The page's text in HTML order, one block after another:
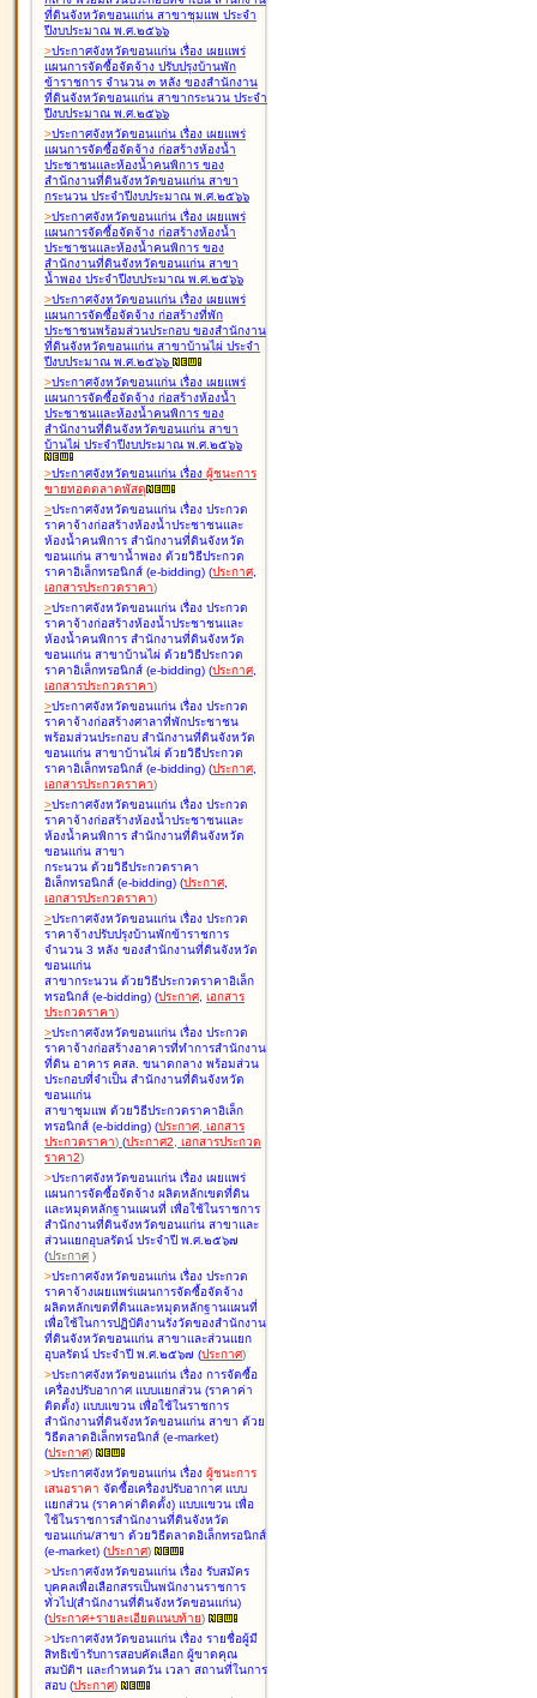
ที่ดินจังหวัดขอนแก่น สาขาชุมแพ ประจำ
ปีงบประมาณ พ.ศ.๒๕๖๖
>ประกาศจังหวัดขอนแก่น เรื่อง เผยแพร่
แผนการจัดซื้อจัดจ้าง ปรับปรุงบ้านพัก
ข้าราชการ จำนวน ๓ หลัง ของสำนักงาน
ที่ดินจังหวัดขอนแก่น สาขากระนวน ประจำ
ปีงบประมาณ พ.ศ.๒๕๖๖
>ประกาศจังหวัดขอนแก่น เรื่อง เผยแพร่
แผนการจัดซื้อจัดจ้าง ก่อสร้างห้องน้ำ
ประชาชนและห้องน้ำคนพิการ ของ
สำนักงานที่ดินจังหวัดขอนแก่น สาขา
กระนวน ประจำปีงบประมาณ พ.ศ.๒๕๖๖
>ประกาศจังหวัดขอนแก่น เรื่อง เผยแพร่
แผนการจัดซื้อจัดจ้าง ก่อสร้างห้องน้ำ
ประชาชนและห้องน้ำคนพิการ ของ
สำนักงานที่ดินจังหวัดขอนแก่น สาขา
น้ำพอง ประจำปีงบประมาณ พ.ศ.๒๕๖๖
>ประกาศจังหวัดขอนแก่น เรื่อง เผยแพร่
แผนการจัดซื้อจัดจ้าง ก่อสร้างที่พัก
ประชาชนพร้อมส่วนประกอบ ของสำนักงาน
ที่ดินจังหวัดขอนแก่น สาขาบ้านไผ่ ประจำ
ปีงบประมาณ พ.ศ.๒๕๖๖
>ประกาศจังหวัดขอนแก่น เรื่อง เผยแพร่
แผนการจัดซื้อจัดจ้าง ก่อสร้างห้องน้ำ
ประชาชนและห้องน้ำคนพิการ ของ
สำนักงานที่ดินจังหวัดขอนแก่น สาขา
บ้านไผ่ ประจำปีงบประมาณ พ.ศ.๒๕๖๖
>ประกาศจังหวัดขอนแก่น เรื่อง ผู้ชนะการ
ขายทอดตลาดพัสดุ
>ประกาศจังหวัดขอนแก่น เรื่อง ประกวด
ราคาจ้างก่อสร้างห้องน้ำประชาชนและ
ห้องน้ำคนพิการ สำนักงานที่ดินจังหวัด
ขอนแก่น สาขาน้ำพอง ด้วยวิธีประกวด
ราคาอิเล็กทรอนิกส์ (e-bidding) (ประกาศ,
เอกสารประกวดราคา)
>ประกาศจังหวัดขอนแก่น เรื่อง ประกวด
ราคาจ้างก่อสร้างห้องน้ำประชาชนและ
ห้องน้ำคนพิการ สำนักงานที่ดินจังหวัด
ขอนแก่น สาขาบ้านไผ่ ด้วยวิธีประกวด
ราคาอิเล็กทรอนิกส์ (e-bidding) (ประกาศ,
เอกสารประกวดราคา)
>ประกาศจังหวัดขอนแก่น เรื่อง ประกวด
ราคาจ้างก่อสร้างศาลาที่พักประชาชน
พร้อมส่วนประกอบ สำนักงานที่ดินจังหวัด
ขอนแก่น สาขาบ้านไผ่ ด้วยวิธีประกวด
ราคาอิเล็กทรอนิกส์ (e-bidding) (ประกาศ,
เอกสารประกวดราคา)
>ประกาศจังหวัดขอนแก่น เรื่อง ประกวด
ราคาจ้างก่อสร้างห้องน้ำประชาชนและ
ห้องน้ำคนพิการ สำนักงานที่ดินจังหวัด
ขอนแก่น สาขา
กระนวน ด้วยวิธีประกวดราคา
อิเล็กทรอนิกส์ (e-bidding) (ประกาศ,
เอกสารประกวดราคา)
>ประกาศจังหวัดขอนแก่น เรื่อง ประกวด
ราคาจ้างปรับปรุงบ้านพักข้าราชการ
จำนวน 3 หลัง ของสำนักงานที่ดินจังหวัด
ขอนแก่น
สาขากระนวน ด้วยวิธีประกวดราคาอิเล็ก
ทรอนิกส์ (e-bidding) (ประกาศ, เอกสาร
ประกวดราคา)
>ประกาศจังหวัดขอนแก่น เรื่อง ประกวด
ราคาจ้างก่อสร้างอาคารที่ทำการสำนักงาน
ที่ดิน อาคาร คสล. ขนาดกลาง พร้อมส่วน
ประกอบที่จำเป็น สำนักงานที่ดินจังหวัด
ขอนแก่น
สาขาชุมแพ ด้วยวิธีประกวดราคาอิเล็ก
ทรอนิกส์ (e-bidding) (ประกาศ, เอกสาร
ประกวดราคา) (ประกาศ2, เอกสารประกวด
ราคา2)
>ประกาศจังหวัดขอนแก่น เรื่อง เผยแพร่
แผนการจัดซื้อจัดจ้าง ผลิตหลักเขตที่ดิน
และหมุดหลักฐานแผนที่ เพื่อใช้ในราชการ
สำนักงานที่ดินจังหวัดขอนแก่น สาขาและ
ส่วนแยกอุบลรัตน์ ประจำปี พ.ศ.๒๕๖๗
(ประกาศ )
>ประกาศจังหวัดขอนแก่น เรื่อง ประกวด
ราคาจ้างเผยแพร่แผนการจัดซื้อจัดจ้าง
ผลิตหลักเขตที่ดินและหมุดหลักฐานแผนที่
เพื่อใช้ในการปฏิบัติงานรังวัดของสำนักงาน
ที่ดินจังหวัดขอนแก่น สาขาและส่วนแยก
อุบลรัตน์ ประจำปี พ.ศ.๒๕๖๗ (ประกาศ)
>ประกาศจังหวัดขอนแก่น เรื่อง การจัดซื้อ
เครื่องปรับอากาศ แบบแยกส่วน (ราคาค่า
ติดตั้ง) แบบแขวน เพื่อใช้ในราชการ
สำนักงานที่ดินจังหวัดขอนแก่น สาขา ด้วย
วิธีตลาดอิเล็กทรอนิกส์ (e-market)
(ประกาศ)
>ประกาศจังหวัดขอนแก่น เรื่อง ผู้ชนะการ
เสนอราคา จัดซื้อเครื่องปรับอากาศ แบบ
แยกส่วน (ราคาค่าติดตั้ง) แบบแขวน เพื่อ
ใช้ในราชการสำนักงานที่ดินจังหวัด
ขอนแก่น/สาขา ด้วยวิธีตลาดอิเล็กทรอนิกส์
(e-market) (ประกาศ)
>ประกาศจังหวัดขอนแก่น เรื่อง รับสมัคร
บุคคลเพื่อเลือกสรรเป็นพนักงานราชการ
ทั่วไป(สำนักงานที่ดินจังหวัดขอนแก่น)
(ประกาศ+รายละเอียดแนบท้าย)
>ประกาศจังหวัดขอนแก่น เรื่อง รายชื่อผู้มี
สิทธิเข้ารับการสอบคัดเลือก ผู้ขาดคุณ
สมบัติฯ และกำหนดวัน เวลา สถานที่ในการ
สอบ (ประกาศ)